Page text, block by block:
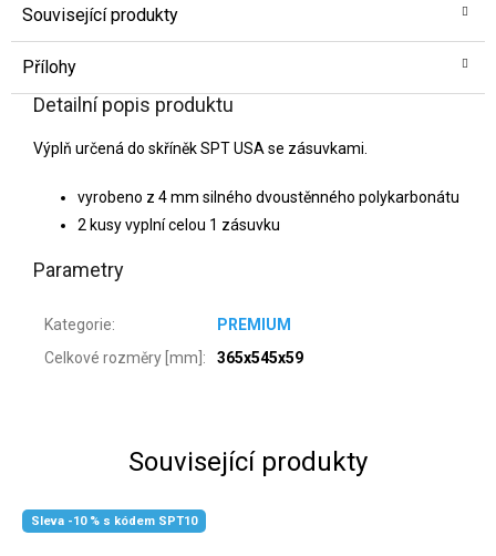
Související produkty
Přílohy
Detailní popis produktu
Výplň určená do skříněk SPT USA se zásuvkami.
vyrobeno z 4 mm silného dvoustěnného polykarbonátu
2 kusy vyplní celou 1 zásuvku
Parametry
Kategorie:
PREMIUM
Celkové rozměry [mm] : 365x545x59
Související produkty
Sleva -10 % s kódem SPT10